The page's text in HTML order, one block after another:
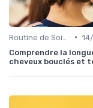
•
Comprendre la
cheveux bouclés et